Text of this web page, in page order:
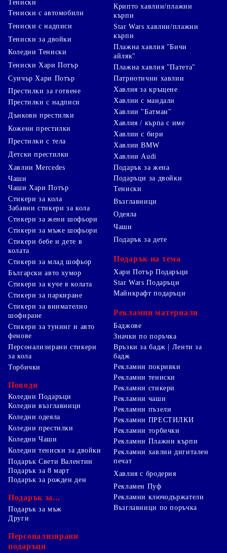
Тениски
Тениски с автомобили
Тениски с надписи
Тениски за двойки
Коледни Тениски
Тениски Хари Потър
Суичър Хари Потър
Престилки за готвене
Престилки с надписи
Дънкови престилки
Кожени престилки
Престилки с тела
Детски престилки
Крипто хавлии/плажни
кърпи
Star Wars хавлии/плажни
кърпи
Плажна хавлия "Бичи
айляк"
Плажна хавлия "Патета"
Патриотични хавлии
Хавлия за кръщене
Хавлии с мандали
Хавлии "Батман"
Хавлия / кърпа с име
Хавлии с бири
Хавлии BMW
Хавлии Audi
Хавлии Mercedes
Чаши
Чаши Хари Потър
Стикери за кола
Забавни стикери за кола
Стикери за жени шофьори
Стикери за мъже шофьори
Стикери бебе и дете в
колата
Стикери за млад шофьор
Български авто хумор
Стикери за куче в колата
Стикери за паркиране
Стикери за внимателно
шофиране
Стикери за тунинг и авто
фенове
Персонализирани стикери
за кола
Торбички
Поводи
Коледни Подаръци
Коледни възглавници
Коледни одеяла
Коледни престилки
Коледни Чаши
Коледни тениски за двойки
Подарък Свети Валентин
Подарък за 8 март
Подарък за рожден ден
Подарък за...
Подарък за мъж
Подарък за жена
Подаръци за двойки
Тениски
Възглавници
Одеяла
Чаши
Подарък за дете
Подарък на тема
Хари Потър Подаръци
Star Wars Подаръци
Майнкрафт подаръци
Рекламни материали
Баджове
Значки по поръчка
Връзки за бадж | Ленти за
бадж
Рекламни покривки
Рекламни тениски
Рекламни стикери
Рекламни чаши
Рекламни пъзели
Рекламни ПРЕСТИЛКИ
Рекламни торбички
Рекламни Плажни кърпи
Рекламни хавлии дигитален
печат
Хавлия с бродерия
Рекламен Пуф
Рекламни ключодържатели
Възглавници по поръчка
Други
Персонализирани
подаръци